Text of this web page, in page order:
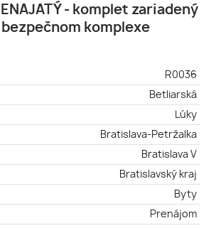
- komplet zariadený
komplexe
R0036
Betliarská
Lúky
Bratislava-Petržalka
Bratislava V
Bratislavský kraj
Byty
Prenájom